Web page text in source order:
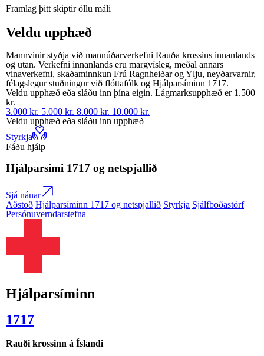
Framlag þitt skiptir öllu máli
Veldu upphæð
Mannvinir styðja við mannúðarverkefni Rauða krossins innanlands
og utan. Verkefni innanlands eru margvísleg, meðal annars
vinaverkefni, skaðaminnkun Frú Ragnheiðar og Ylju, neyðarvarnir,
félagslegur stuðningur við flóttafólk og Hjálparsíminn 1717.
Veldu upphæð eða sláðu inn þína eigin. Lágmarksupphæð er 1.500
kr.
3.000 kr. 5.000 kr. 8.000 kr. 10.000 kr.
Veldu upphæð eða sláðu inn upphæð
Styrkja
Fáðu hjálp
Hjálparsími 1717 og netspjallið
Sjá nánar
Aðstoð Hjálparsíminn 1717 og netspjallið Styrkja Sjálfboðastörf
Persónuverndarstefna
Hjálparsíminn
1717
Rauði krossinn á Íslandi